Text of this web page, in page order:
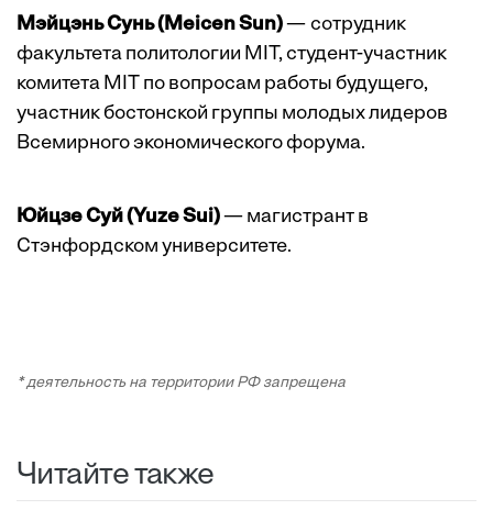
Мэйцэнь Сунь (Meicen Sun)— сотрудник
факультета политологии MIT, студент-участник
комитета MIT по вопросам работы будущего,
участник бостонской группы молодых лидеров
Всемирного экономического форума.
Юйцзе Суй (Yuze Sui)— магистрант в
Стэнфордском университете.
* деятельность на территории РФ запрещена
Читайте также